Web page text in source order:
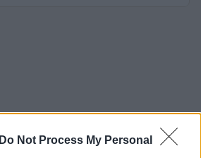
Do Not Process My Personal